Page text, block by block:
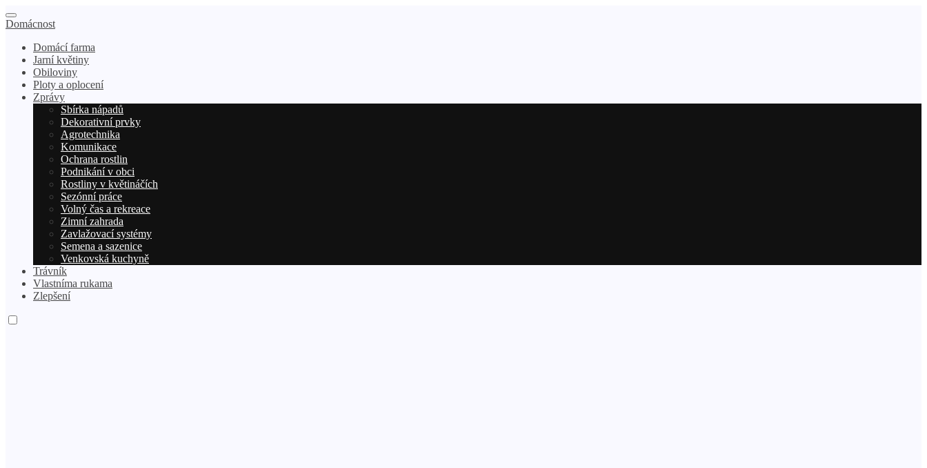
Domácnost
Domácí farma
Jarní květiny
Obiloviny
Ploty a oplocení
Zprávy
Sbírka nápadů
Dekorativní prvky
Agrotechnika
Komunikace
Ochrana rostlin
Podnikání v obci
Rostliny v květináčích
Sezónní práce
Volný čas a rekreace
Zimní zahrada
Zavlažovací systémy
Semena a sazenice
Venkovská kuchyně
Trávník
Vlastníma rukama
Zlepšení